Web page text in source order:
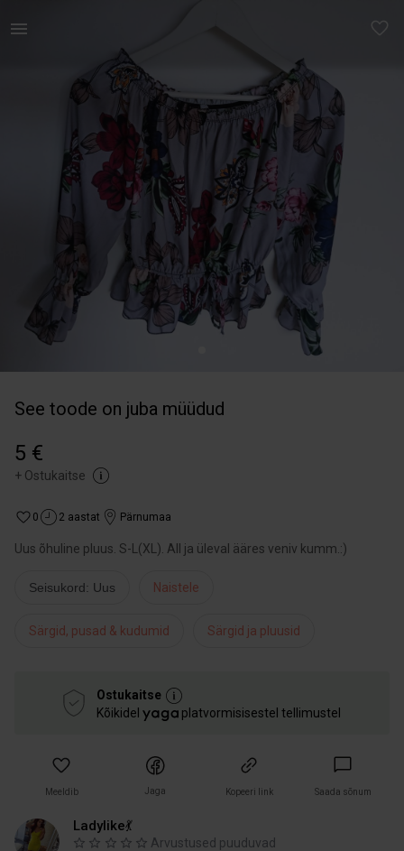
See toode on juba müüdud
5 €
+ Ostukaitse
0 2 aastat Pärnumaa
Uus õhuline pluus. S-L(XL). All ja üleval ääres veniv kumm.:)
Seisukord: Uus Naistele
Särgid, pusad & kudumid Särgid ja pluusid
Ostukaitse
Kõikidel
platvormisisestel tellimustel
Meeldib Jaga Kopeeri link Saada sõnum
Ladylike💃
Arvustused puuduvad